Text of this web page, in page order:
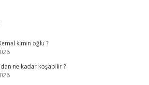
kimin oğlu ?
ne kadar koşabilir ?